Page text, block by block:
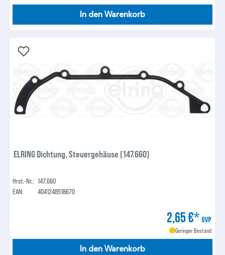
In den Warenkorb
ELRING Dichtung, Steuergehäuse (147.660)
Hrst.-Nr.: 147.660
EAN:
4041248518670
2,65 €* UVP
Geringer Bestand
In den Warenkorb